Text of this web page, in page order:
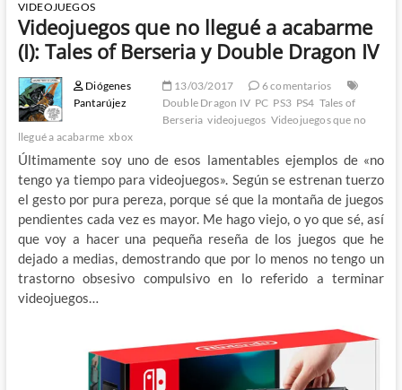
VIDEOJUEGOS
Videojuegos que no llegué a acabarme
(I): Tales of Berseria y Double Dragon IV
Diógenes
Pantarújez
13/03/2017
6 comentarios
Double Dragon IV PC PS3 PS4 Tales of
Berseria videojuegos Videojuegos que no
llegué a acabarme xbox
Últimamente soy uno de esos lamentables ejemplos de «no
tengo ya tiempo para videojuegos». Según se estrenan tuerzo
el gesto por pura pereza, porque sé que la montaña de juegos
pendientes cada vez es mayor. Me hago viejo, o yo que sé, así
que voy a hacer una pequeña reseña de los juegos que he
dejado a medias, demostrando que por lo menos no tengo un
trastorno obsesivo compulsivo en lo referido a terminar
videojuegos…